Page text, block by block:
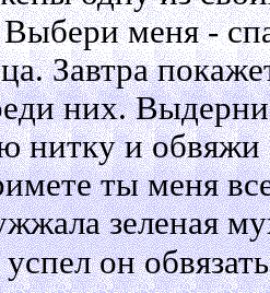
меня -
Завтра
них. Выдерни
нитку и
ты меня
зеленая
успел он